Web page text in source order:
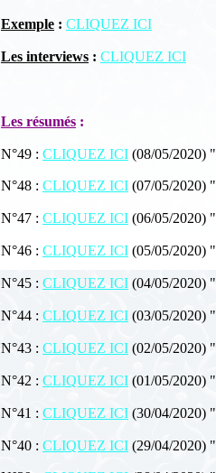
Exemple : CLIQUEZ ICI
Les interviews : CLIQUEZ ICI
Les résumés :
N°49 : CLIQUEZ ICI (08/05/2020)
N°48 : CLIQUEZ ICI (07/05/2020)
N°47 : CLIQUEZ ICI (06/05/2020)
N°46 : CLIQUEZ ICI (05/05/2020)
N°45 : CLIQUEZ ICI (04/05/2020)
N°44 : CLIQUEZ ICI (03/05/2020)
N°43 : CLIQUEZ ICI (02/05/2020)
N°42 : CLIQUEZ ICI (01/05/2020)
N°41 : CLIQUEZ ICI (30/04/2020)
N°40 : CLIQUEZ ICI (29/04/2020)